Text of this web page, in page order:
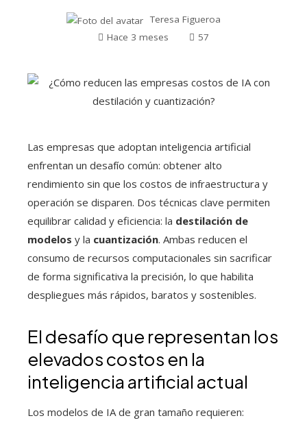
Teresa Figueroa
Hace 3 meses
57
Las empresas que adoptan inteligencia artificial
enfrentan un desafío común: obtener alto
rendimiento sin que los costos de infraestructura y
operación se disparen. Dos técnicas clave permiten
equilibrar calidad y eficiencia: la destilación de
modelos y la cuantización. Ambas reducen el
consumo de recursos computacionales sin sacrificar
de forma significativa la precisión, lo que habilita
despliegues más rápidos, baratos y sostenibles.
El desafío que representan los
elevados costos en la
inteligencia artificial actual
Los modelos de IA de gran tamaño requieren: